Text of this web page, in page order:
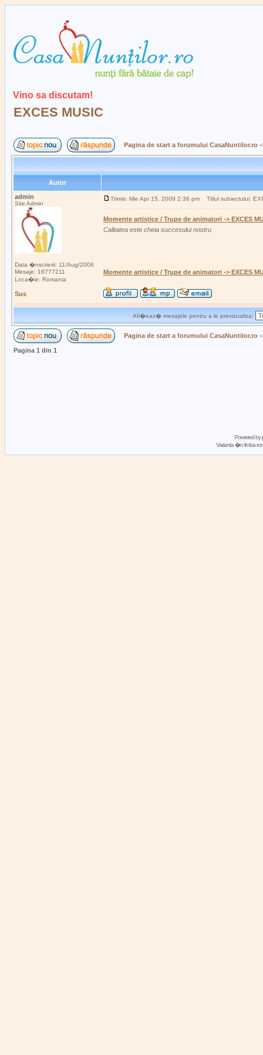
Vino sa discutam!
EXCES MUSIC
Pagina de start a forumului CasaNuntilor.ro
Autor
admin
Site Admin
Data �nscrierii: 11/Aug/2006
Mesaje: 16777211
Loca�ie: Romania
Trimis: Mie Apr 15, 2009 2:36 pm Titlul subiectului:
Momente artistice / Trupe de animatori -> EXCES
Calitatea este cheia succesului nostru
Momente artistice / Trupe de animatori -> EXCES
Sus
Afi�eaz� mesajele pentru a le previzualiza:
Pagina de start a forumului CasaNuntilor.ro
Pagina 1 din 1
Powered by
Varianta �n limba